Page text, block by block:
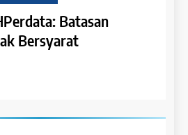
Batasan
Bersyarat